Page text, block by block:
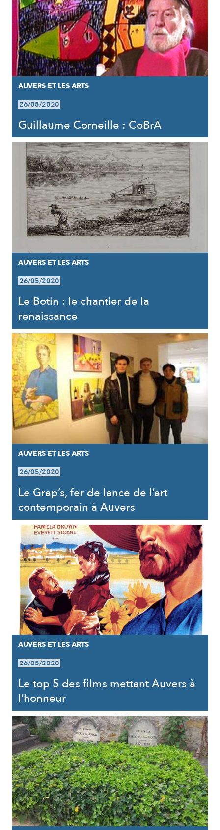
AUVERS ET LES ARTS
26/05/2020
Guillaume Corneille : CoBrA
AUVERS ET LES ARTS
26/05/2020
Le Botin : le chantier de la
renaissance
AUVERS ET LES ARTS
26/05/2020
Le Grap’s, fer de lance de l’art
contemporain à Auvers
AUVERS ET LES ARTS
26/05/2020
Le top 5 des films mettant Auvers à
l’honneur